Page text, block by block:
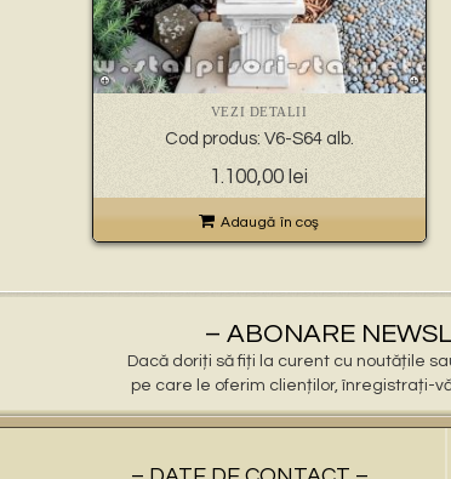
VEZI DETALII
Cod produs: V6-S64 alb.
1.100,00 lei
Adaugă în coş
– ABONARE
Dacă doriți să fiți la curent cu noutățile
pe care le oferim clienților, înregistrați-